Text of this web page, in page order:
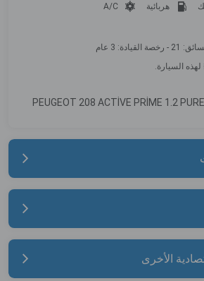
هربائية A/C
3 عام
PEUGEOT 208 ACTİVE PRİME 1.2
الأخرى